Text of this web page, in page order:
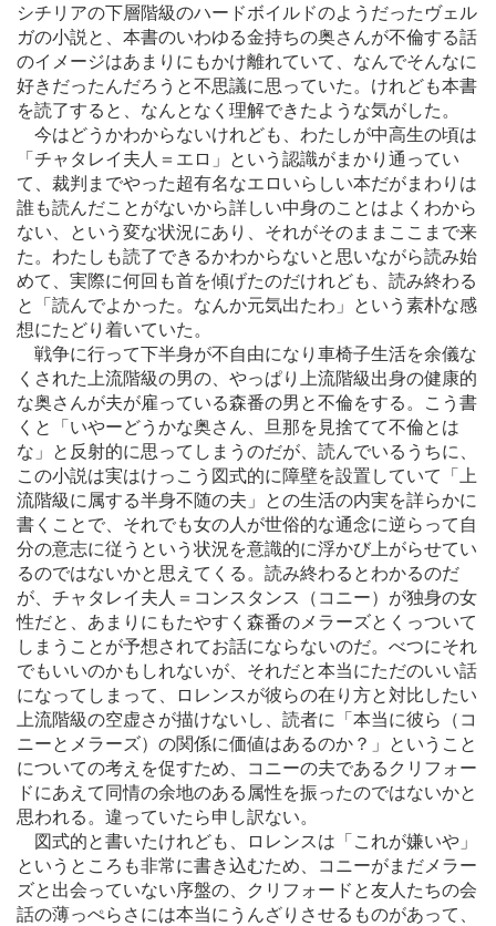
シチリアの下層階級のハードボイルドのようだったヴェル
ガの小説と、本書のいわゆる金持ちの奥さんが不倫する話
のイメージはあまりにもかけ離れていて、なんでそんなに
好きだったんだろうと不思議に思っていた。けれども本書
を読了すると、なんとなく理解できたような気がした。
今はどうかわからないけれども、わたしが中高生の頃は
「チャタレイ夫人＝エロ」という認識がまかり通ってい
て、裁判までやった超有名なエロいらしい本だがまわりは
誰も読んだことがないから詳しい中身のことはよくわから
ない、という変な状況にあり、それがそのままここまで来
た。わたしも読了できるかわからないと思いながら読み始
めて、実際に何回も首を傾げたのだけれども、読み終わる
と「読んでよかった。なんか元気出たわ」という素朴な感
想にたどり着いていた。
戦争に行って下半身が不自由になり車椅子生活を余儀な
くされた上流階級の男の、やっぱり上流階級出身の健康的
な奥さんが夫が雇っている森番の男と不倫をする。こう書
くと「いやーどうかな奥さん、旦那を見捨てて不倫とは
な」と反射的に思ってしまうのだが、読んでいるうちに、
この小説は実はけっこう図式的に障壁を設置していて「上
流階級に属する半身不随の夫」との生活の内実を詳らかに
書くことで、それでも女の人が世俗的な通念に逆らって自
分の意志に従うという状況を意識的に浮かび上がらせてい
るのではないかと思えてくる。読み終わるとわかるのだ
が、チャタレイ夫人＝コンスタンス（コニー）が独身の女
性だと、あまりにもたやすく森番のメラーズとくっついて
しまうことが予想されてお話にならないのだ。べつにそれ
でもいいのかもしれないが、それだと本当にただのいい話
になってしまって、ロレンスが彼らの在り方と対比したい
上流階級の空虚さが描けないし、読者に「本当に彼ら（コ
ニーとメラーズ）の関係に価値はあるのか？」ということ
についての考えを促すため、コニーの夫であるクリフォー
ドにあえて同情の余地のある属性を振ったのではないかと
思われる。違っていたら申し訳ない。
図式的と書いたけれども、ロレンスは「これが嫌いや」
というところも非常に書き込むため、コニーがまだメラー
ズと出会っていない序盤の、クリフォードと友人たちの会
話の薄っぺらさには本当にうんざりさせるものがあって、